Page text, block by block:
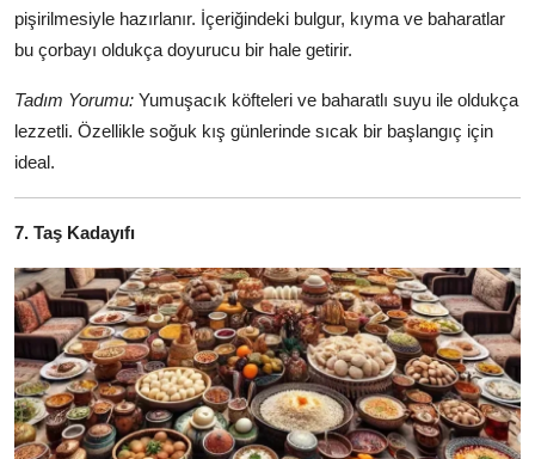
pişirilmesiyle hazırlanır. İçeriğindeki bulgur, kıyma ve baharatlar
bu çorbayı oldukça doyurucu bir hale getirir.
Tadım Yorumu: Yumuşacık köfteleri ve baharatlı suyu ile oldukça
lezzetli. Özellikle soğuk kış günlerinde sıcak bir başlangıç için
ideal.
7. Taş Kadayıfı